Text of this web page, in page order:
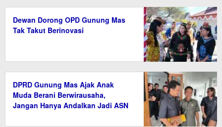
Dewan Dorong OPD Gunung Mas
Tak Takut Berinovasi
DPRD Gunung Mas Ajak Anak
Muda Berani Berwirausaha,
Jangan Hanya Andalkan Jadi ASN